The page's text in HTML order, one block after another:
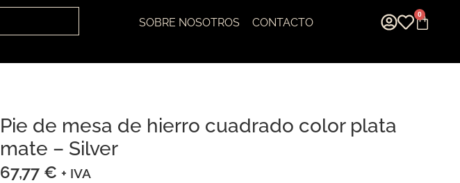
SOBRE NOSOTROS CONTACTO
0
Pie de mesa de hierro cuadrado color plata
mate – Silver
67,77 € + IVA